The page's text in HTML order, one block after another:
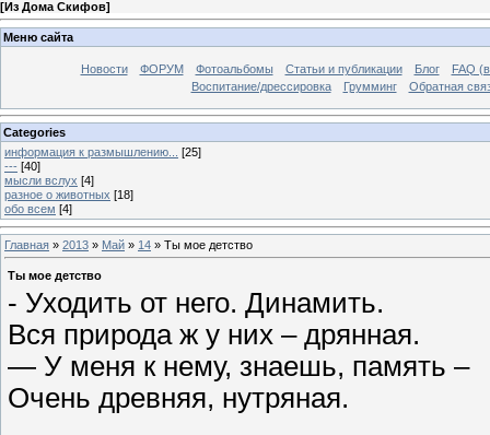
[Из Дома Скифов]
Меню сайта
Новости ФОРУМ Фотоальбомы Статьи и публикации Блог
FAQ
Воспитание/дрессировка
Грумминг Обратная
Categories
информация к размышлению...
[25]
--- [40]
мысли вслух [4]
разное о животных [18]
обо всем [4]
Главная » 2013 » Май » 14 » Ты мое детство
Ты мое детство
- Уходить от него. Динамить.
Вся природа ж у них – дрянная.
— У меня к нему, знаешь, память –
Очень древняя, нутряная.